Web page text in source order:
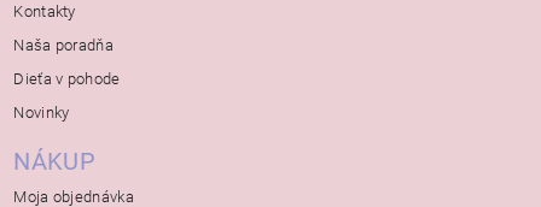
Kontakty
Naša poradňa
Dieťa v pohode
Novinky
NÁKUP
Moja objednávka